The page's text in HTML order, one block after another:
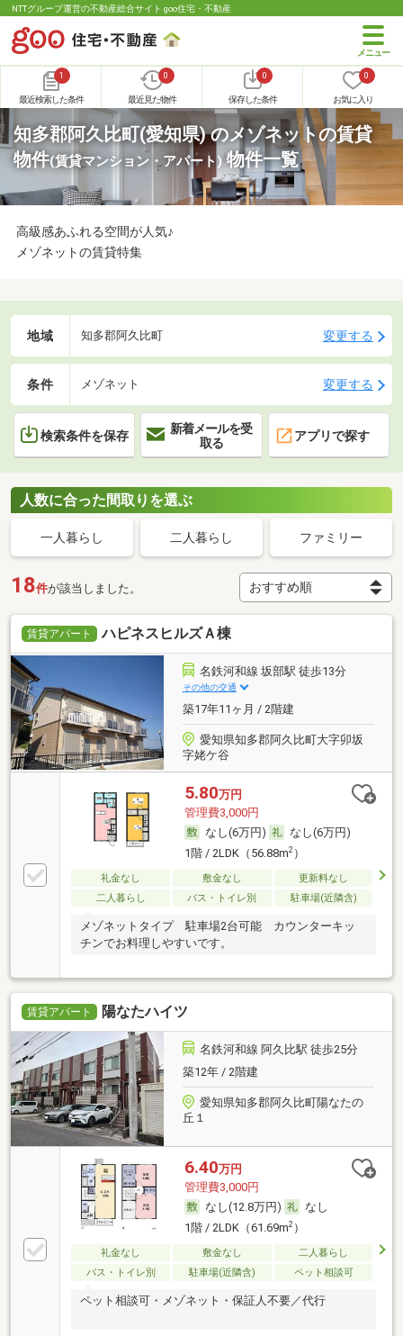
NTTグループ運営の不動産総合サイト goo住宅・不動産
1
最近検索した条件
0
最近見た物件
0
保存した条件
0
お気に入り
知多郡阿久比町(愛知県) のメゾネットの賃貸
物件(賃貸マンション・アパート)物件一覧
高級感あふれる空間が人気♪
メゾネットの賃貸特集
地域 知多郡阿久比町 変更する
条件 メゾネット 変更する
検索条件を保存
新着メールを受
取る
アプリで探す
人数に合った間取りを選ぶ
一人暮らし 二人暮らし ファミリー
18件が該当しました。
賃貸アパート ハピネスヒルズＡ棟
名鉄河和線 坂部駅 徒歩13分
その他の交通
築17年11ヶ月 / 2階建
愛知県知多郡阿久比町大字卯坂
字姥ケ谷
5.80万円
管理費3,000円
なし(6万円)
なし(6万円)
1階 / 2LDK（56.88m2）
礼金なし 敷金なし
更新料なし
二人暮らし
バス・トイレ別 駐車場(近隣含)
メゾネットタイプ 駐車場2台可能 カウンターキッ
チンでお料理しやすいです。
賃貸アパート 陽なたハイツ
名鉄河和線 阿久比駅 徒歩25分
築12年 / 2階建
愛知県知多郡阿久比町陽なたの
丘１
6.40万円
管理費3,000円
なし(12.8万円)
なし
1階 / 2LDK（61.69m2）
礼金なし 敷金なし
二人暮らし
バス・トイレ別
駐車場(近隣含) ペット相談可
ペット相談可・メゾネット・保証人不要／代行